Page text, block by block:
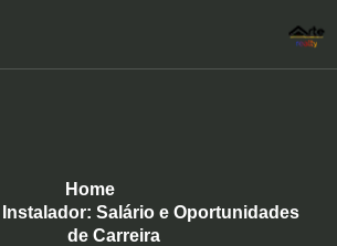
Home
Salário e Oportunidades
de Carreira